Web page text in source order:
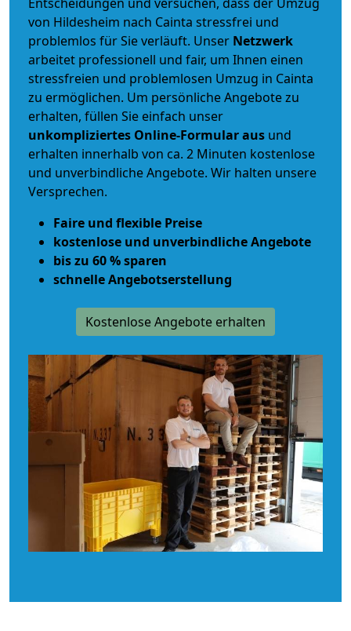
von Hildesheim nach Cainta stressfrei und
problemlos für Sie verläuft. Unser Netzwerk
arbeitet professionell und fair, um Ihnen einen
stressfreien und problemlosen Umzug in Cainta
zu ermöglichen. Um persönliche Angebote zu
erhalten, füllen Sie einfach unser
unkompliziertes Online-Formular aus und
erhalten innerhalb von ca. 2 Minuten kostenlose
und unverbindliche Angebote. Wir halten unsere
Versprechen.
Faire und flexible Preise
kostenlose und unverbindliche Angebote
bis zu 60 % sparen
schnelle Angebotserstellung
Kostenlose Angebote erhalten